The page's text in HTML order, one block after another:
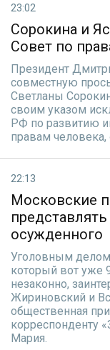
23:02
Сорокина и
Совет по
Президент
совместную
Светланы
своим указом
РФ по развитию
правам
22:13
Московские
осужденного
Уголовным делом
который вот уже
незаконно,
Жириновский и
общественная
корреспонденту
Мария.